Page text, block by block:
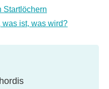
Startlöchern
was ist, was wird?